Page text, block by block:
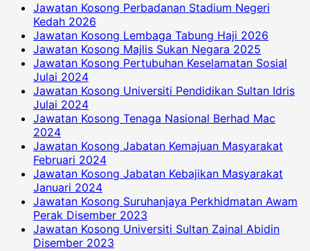
Jawatan Kosong Perbadanan Stadium Negeri
Kedah 2026
Jawatan Kosong Lembaga Tabung Haji 2026
Jawatan Kosong Majlis Sukan Negara 2025
Jawatan Kosong Pertubuhan Keselamatan Sosial
Julai 2024
Jawatan Kosong Universiti Pendidikan Sultan Idris
Julai 2024
Jawatan Kosong Tenaga Nasional Berhad Mac
2024
Jawatan Kosong Jabatan Kemajuan Masyarakat
Februari 2024
Jawatan Kosong Jabatan Kebajikan Masyarakat
Januari 2024
Jawatan Kosong Suruhanjaya Perkhidmatan Awam
Perak Disember 2023
Jawatan Kosong Universiti Sultan Zainal Abidin
Disember 2023